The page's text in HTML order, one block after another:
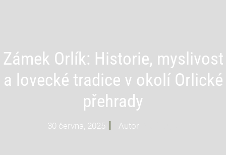
Zámek Orlík: Historie, myslivost
a lovecké tradice v okolí Orlické
přehrady
30 června, 2025 Autor